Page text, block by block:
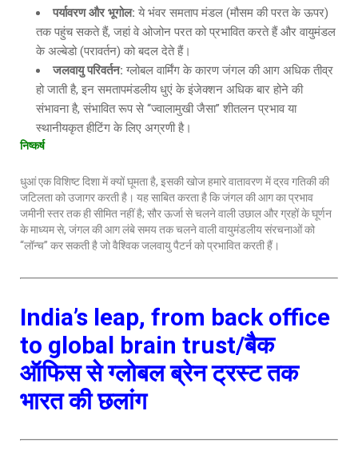
पर्यावरण और भूगोल: ये भंवर समताप मंडल (मौसम की परत के ऊपर)
तक पहुंच सकते हैं, जहां वे ओजोन परत को प्रभावित करते हैं और वायुमंडल
के अल्बेडो (परावर्तन) को बदल देते हैं।
जलवायु परिवर्तन: ग्लोबल वार्मिंग के कारण जंगल की आग अधिक तीव्र
हो जाती है, इन समतापमंडलीय धुएं के इंजेक्शन अधिक बार होने की
संभावना है, संभावित रूप से “ज्वालामुखी जैसा” शीतलन प्रभाव या
स्थानीयकृत हीटिंग के लिए अग्रणी है।
निष्कर्ष
धुआं एक विशिष्ट दिशा में क्यों घूमता है, इसकी खोज हमारे वातावरण में द्रव गतिकी की
जटिलता को उजागर करती है। यह साबित करता है कि जंगल की आग का प्रभाव
जमीनी स्तर तक ही सीमित नहीं है; सौर ऊर्जा से चलने वाली उछाल और ग्रहों के घूर्णन
के माध्यम से, जंगल की आग लंबे समय तक चलने वाली वायुमंडलीय संरचनाओं को
“लॉन्च” कर सकती है जो वैश्विक जलवायु पैटर्न को प्रभावित करती हैं।
India’s leap, from back office
to global brain trust/बैक
ऑफिस से ग्लोबल ब्रेन ट्रस्ट तक
भारत की छलांग